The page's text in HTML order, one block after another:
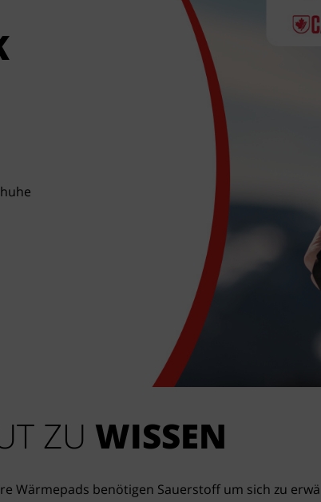
ZU WISSEN
Wärmepads benötigen Sauerstoff um sich zu